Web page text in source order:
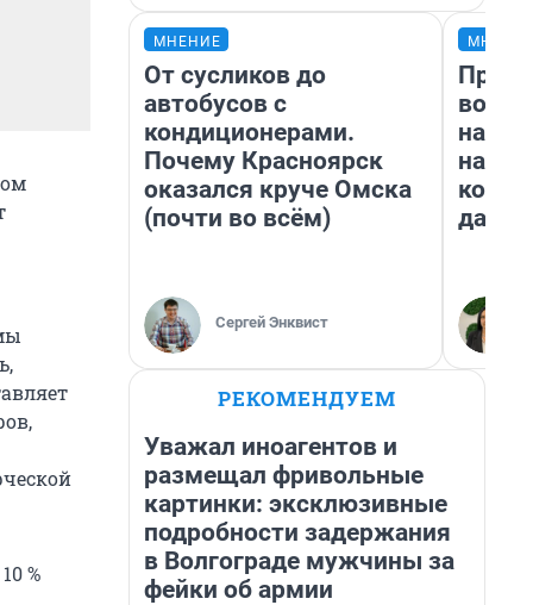
%
МНЕНИЕ
От сусликов до
автобусов с
кондиционерами.
Почему Красноярск
оказался круче Омска
(почти во всём)
Сергей Энквист
нам
даже
РЕКОМЕНДУЕМ
Уважал иноагентов и
размещал фривольные
картинки: эксклюзивные
подробности задержания
в Волгограде мужчины за
фейки об армии